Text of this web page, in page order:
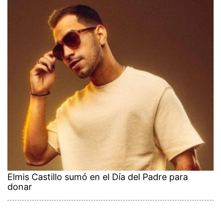
Elmis Castillo sumó en el Día del Padre para
donar